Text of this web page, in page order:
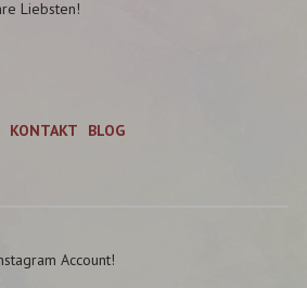
Liebsten!
KONTAKT BLOG
Account!